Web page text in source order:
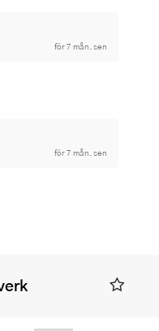
för 7 mån. sen
för 7 mån. sen